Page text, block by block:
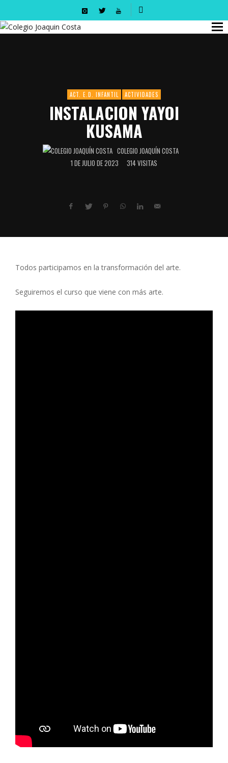
ACT. E.D. INFANTIL ACTIVIDADES
INSTALACION YAYOI
KUSAMA
COLEGIO JOAQUÍN COSTA
1 DE JULIO DE 2023
314 VISITAS
Todos participamos en la transformación del arte.
Seguiremos el curso que viene con más arte.